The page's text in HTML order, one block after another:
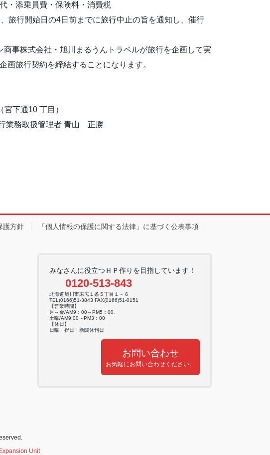
・添乗員費・保険料・消費税
旅行開始日の4日前までに旅行中止の旨を通知し、催行
事株式会社・旭川まるうんトラベルが旅行を企画して実
画旅行契約を締結することになります。
下通10 丁目）
業務取扱管理者 青山 正勝
護方針 「個人情報の保護に関する法律」に基づく公表事項
みなさんに役立つＨＰ作りを目指しています！
0120-513-843
北海道旭川市末広１条５丁目１－６
TEL(0166)51-3843 FAX(0166)51-0151
【営業時間】
月～金/AM9：00～PM5：00、
土曜/AM9:00～PM3：00
【休日】
日曜・祝日・新聞休刊日
お問い合わせ
お気軽にお問い合わせください。
Unit